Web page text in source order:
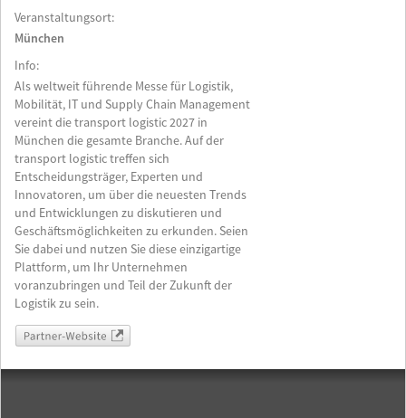
Veranstaltungsort:
München
Info:
Als weltweit führende Messe für Logistik,
Mobilität, IT und Supply Chain Management
vereint die transport logistic 2027 in
München die gesamte Branche. Auf der
transport logistic treffen sich
Entscheidungsträger, Experten und
Innovatoren, um über die neuesten Trends
und Entwicklungen zu diskutieren und
Geschäftsmöglichkeiten zu erkunden. Seien
Sie dabei und nutzen Sie diese einzigartige
Plattform, um Ihr Unternehmen
voranzubringen und Teil der Zukunft der
Logistik zu sein.
Partner-Website